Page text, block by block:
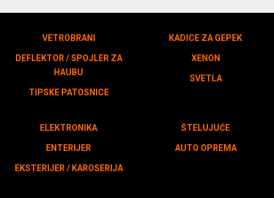
VETROBRANI
DEFLEKTOR / SPOJLER ZA
HAUBU
TIPSKE PATOSNICE
KADICE ZA GEPEK
XENON
SVETLA
ELEKTRONIKA
ENTERIJER
EKSTERIJER / KAROSERIJA
ŠTELUJUĆE
AUTO OPREMA